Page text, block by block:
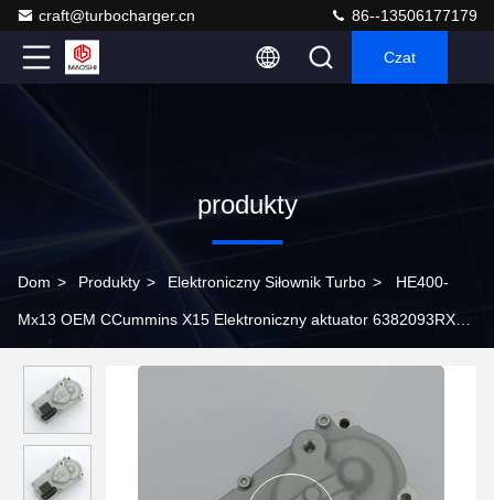
craft@turbocharger.cn 86--13506177179
Czat
produkty
Dom > Produkty > Elektroniczny Siłownik Turbo > HE400-
Mx13 OEM CCummins X15 Elektroniczny aktuator 6382093RX